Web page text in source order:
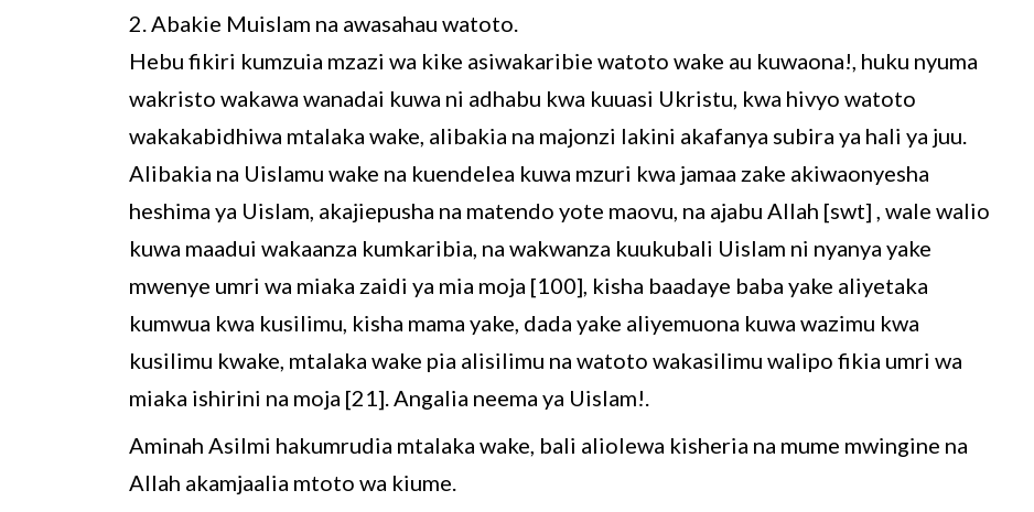
2. Abakie Muislam na awasahau watoto.
Hebu fikiri kumzuia mzazi wa kike asiwakaribie watoto wake au kuwaona!, huku nyuma
wakristo wakawa wanadai kuwa ni adhabu kwa kuuasi Ukristu, kwa hivyo watoto
wakakabidhiwa mtalaka wake, alibakia na majonzi lakini akafanya subira ya hali ya juu.
Alibakia na Uislamu wake na kuendelea kuwa mzuri kwa jamaa zake akiwaonyesha
heshima ya Uislam, akajiepusha na matendo yote maovu, na ajabu Allah [swt] , wale walio
kuwa maadui wakaanza kumkaribia, na wakwanza kuukubali Uislam ni nyanya yake
mwenye umri wa miaka zaidi ya mia moja [100], kisha baadaye baba yake aliyetaka
kumwua kwa kusilimu, kisha mama yake, dada yake aliyemuona kuwa wazimu kwa
kusilimu kwake, mtalaka wake pia alisilimu na watoto wakasilimu walipo fikia umri wa
miaka ishirini na moja [21]. Angalia neema ya Uislam!.
Aminah Asilmi hakumrudia mtalaka wake, bali aliolewa kisheria na mume mwingine na
Allah akamjaalia mtoto wa kiume.